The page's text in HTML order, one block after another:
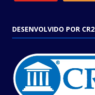
DESENVOLVIDO POR CR2